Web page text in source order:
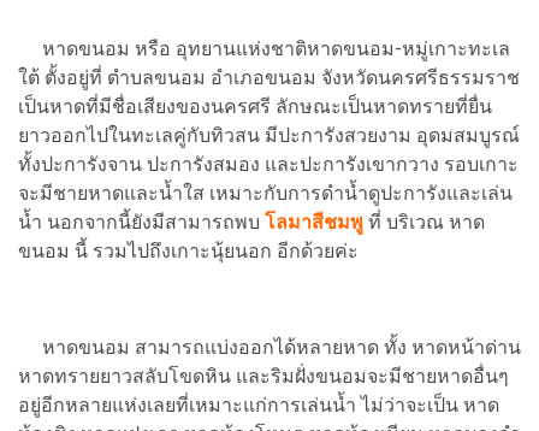
หาดขนอม หรือ อุทยานแห่งชาติหาดขนอม-หมู่เกาะทะเล
ใต้ ตั้งอยู่ที่ ตำบลขนอม อำเภอขนอม จังหวัดนครศรีธรรมราช
เป็นหาดที่มีชื่อเสียงของนครศรี ลักษณะเป็นหาดทรายที่ยื่น
ยาวออกไปในทะเลคู่กับทิวสน มีปะการังสวยงาม อุดมสมบูรณ์
ทั้งปะการังจาน ปะการังสมอง และปะการังเขากวาง รอบเกาะ
จะมีชายหาดและน้ำใส เหมาะกับการดำน้ำดูปะการังและเล่น
น้ำ นอกจากนี้ยังมีสามารถพบ โลมาสีชมพู ที่ บริเวณ หาด
ขนอม นี้ รวมไปถึงเกาะนุ้ยนอก อีกด้วยค่ะ
หาดขนอม สามารถแบ่งออกได้หลายหาด ทั้ง หาดหน้าด่าน
หาดทรายยาวสลับโขดหิน และริมฝั่งขนอมจะมีชายหาดอื่นๆ
อยู่อีกหลายแห่งเลยที่เหมาะแก่การเล่นน้ำ ไม่ว่าจะเป็น หาด